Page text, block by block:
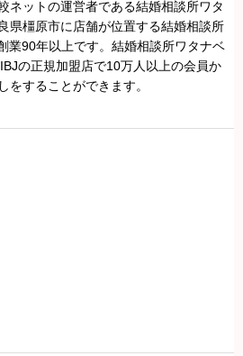
削除し、必要に応じて情報開示請求など
とがあります。
ネットの運営者である結婚相談所ワタ
県橿原市に店舗が位置する結婚相談所
業90年以上です。結婚相談所ワタナベ
の正規加盟店で10万人以上の会員か
をすることができます。